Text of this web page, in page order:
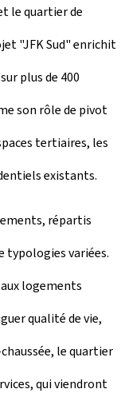
le quartier de
"JFK Sud" enrichit
plus de 400
son rôle de pivot
tertiaires, les
existants.
répartis
typologies variées.
logements
qualité de vie,
le quartier
qui viendront